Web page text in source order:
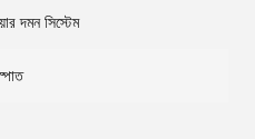
দমন সিস্টেম